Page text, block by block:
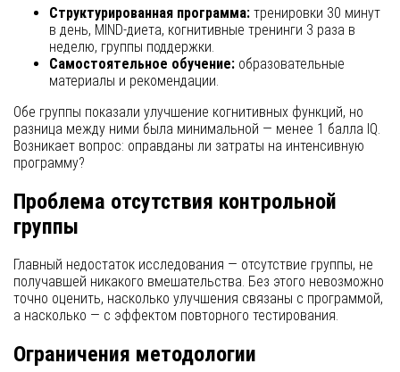
Структурированная программа: тренировки 30 минут
в день, MIND-диета, когнитивные тренинги 3 раза в
неделю, группы поддержки.
Самостоятельное обучение: образовательные
материалы и рекомендации.
Обе группы показали улучшение когнитивных функций, но
разница между ними была минимальной — менее 1 балла IQ.
Возникает вопрос: оправданы ли затраты на интенсивную
программу?
Проблема отсутствия контрольной
группы
Главный недостаток исследования — отсутствие группы, не
получавшей никакого вмешательства. Без этого невозможно
точно оценить, насколько улучшения связаны с программой,
а насколько — с эффектом повторного тестирования.
Ограничения методологии